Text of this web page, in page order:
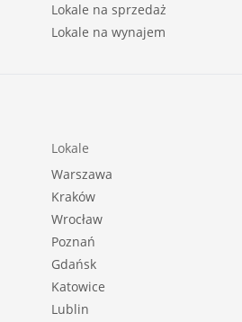
Lokale na sprzedaż
Lokale na wynajem
Lokale
Warszawa
Kraków
Wrocław
Poznań
Gdańsk
Katowice
Lublin